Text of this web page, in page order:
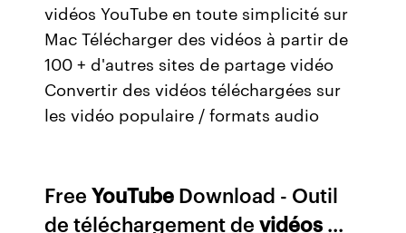
vidéos YouTube en toute simplicité sur
Mac Télécharger des vidéos à partir de
100 + d'autres sites de partage vidéo
Convertir des vidéos téléchargées sur
les vidéo populaire / formats audio
FreeYouTube Download - Outil
de téléchargement devidéos ...